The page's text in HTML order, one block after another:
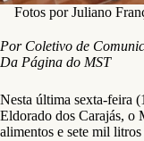
Fotos por Juliano
Por Coletivo de
Da Página do MST
Nesta última sexta-feira
Eldorado dos Carajás, o
alimentos e sete mil